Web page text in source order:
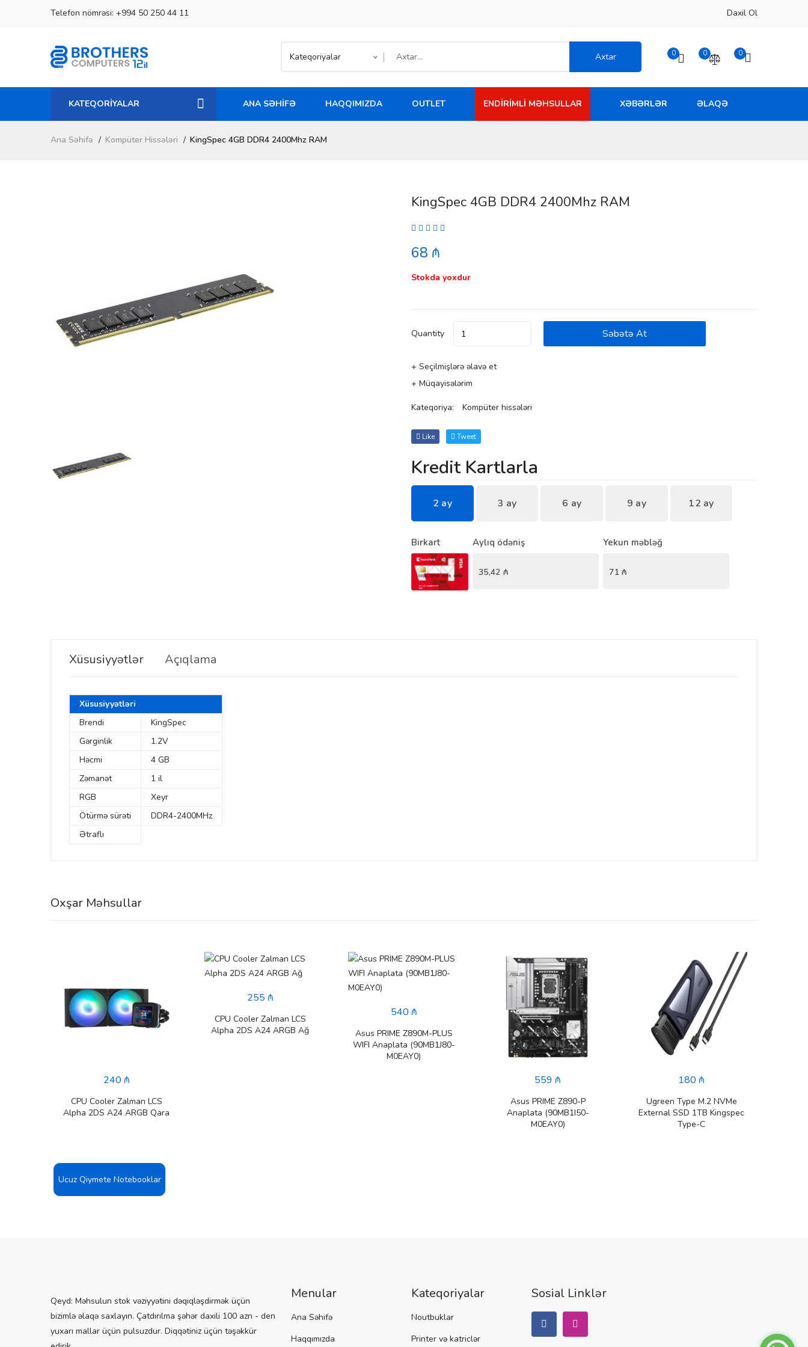
Telefon nömrəsi: +994 50 250 44 11 Daxil Ol
Kateqoriyalar Axtar 0 0 0
KATEQORİYALAR ANA SƏHIFƏ HAQQIMIZDA OUTLET ENDIRIMLI MƏHSULLAR XƏBƏRLƏR ƏLAQƏ
Ana Səhifə Kompüter Hissələri KingSpec 4GB DDR4 2400Mhz RAM
KingSpec 4GB DDR4 2400Mhz RAM
68 ₼
Stokda yoxdur
Quantity Səbətə At
+ Seçilmişlərə əlavə et
+ Müqayisələrim
Kateqoriya: Kompüter hissələri
Like Tweet
Kredit Kartlarla
2 ay 3 ay 6 ay 9 ay 12 ay
Birkart Aylıq ödəniş
35,42 ₼
Yekun məbləğ
71₼
Xüsusiyyətlər Açıqlama
Xüsusiyyətləri
Brendi
KingSpec
Gərginlik
1.2V
Həcmi
4 GB
Zəmanət
1 il
RGB
Xeyr
Ötürmə sürəti
DDR4-2400MHz
Ətraflı
Oxşar Məhsullar
240 ₼
CPU Cooler Zalman LCS
Alpha 2DS A24 ARGB Qara
255 ₼
CPU Cooler Zalman LCS
Alpha 2DS A24 ARGB Ağ
540 ₼
Asus PRIME Z890M-PLUS
WIFI Anaplata (90MB1J80-
M0EAY0)
559 ₼
Asus PRIME Z890-P
Anaplata (90MB1I50-
M0EAY0)
180 ₼
Ugreen Type M.2 NVMe
External SSD 1TB Kingspec
Type-C
Ucuz Qiymete Notebooklar
Qeyd: Məhsulun stok vəziyyətini dəqiqləşdirmək üçün
bizimlə əlaqə saxlayın. Çatdırılma şəhər daxili 100 azn - den
yuxarı mallar üçün pulsuzdur. Diqqətiniz üçün təşəkkür
Menular
Ana Səhifə
Haqqımızda
Kateqoriyalar
Noutbuklar
Printer və katriclər
Sosial Linklər